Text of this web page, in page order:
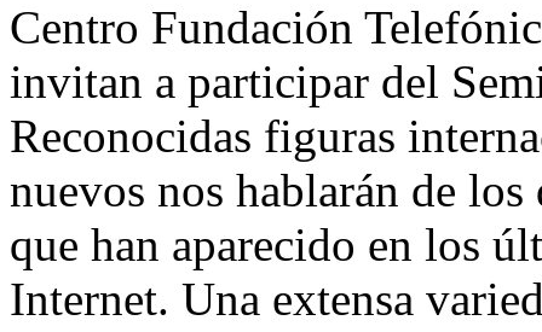
Centro Fundación
invitan a participar del
Reconocidas figuras
nuevos nos hablarán de
que han aparecido en los
Internet. Una extensa